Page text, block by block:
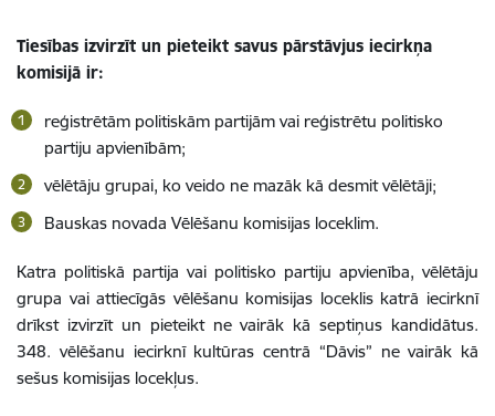
Tiesības izvirzīt un pieteikt savus pārstāvjus iecirkņa
komisijā ir:
reģistrētām politiskām partijām vai reģistrētu politisko
partiju apvienībām;
vēlētāju grupai, ko veido ne mazāk kā desmit vēlētāji;
Bauskas novada Vēlēšanu komisijas loceklim.
Katra politiskā partija vai politisko partiju apvienība, vēlētāju
grupa vai attiecīgās vēlēšanu komisijas loceklis katrā iecirknī
drīkst izvirzīt un pieteikt ne vairāk kā septiņus kandidātus.
348. vēlēšanu iecirknī kultūras centrā “Dāvis” ne vairāk kā
sešus komisijas locekļus.